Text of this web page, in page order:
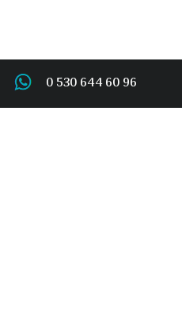
0 530 644 60 96